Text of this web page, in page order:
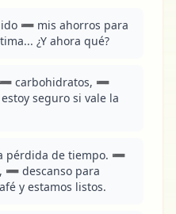
➖ mis ahorros para
¿Y ahora qué?
carbohidratos, ➖
seguro si vale la
pérdida de tiempo. ➖
➖ descanso para
y estamos listos.